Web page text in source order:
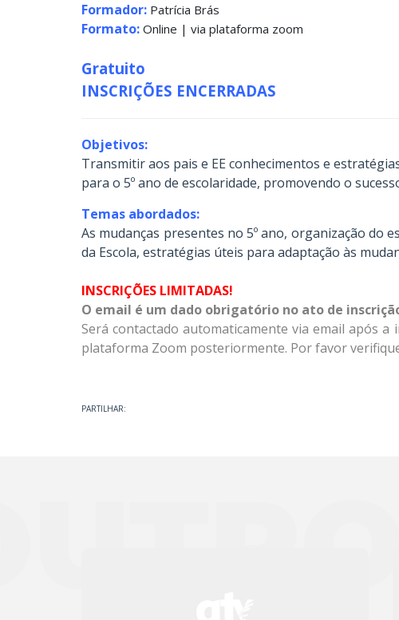
Formador: Patrícia Brás
Formato: Online | via plataforma zoom
Gratuito
INSCRIÇÕES ENCERRADAS
Objetivos:
Transmitir aos pais e EE conhecimentos e
para o 5º ano de escolaridade, promovendo o
Temas abordados:
As mudanças presentes no 5º ano, organização do
da Escola, estratégias úteis para adaptação às
INSCRIÇÕES LIMITADAS!
O email é um dado obrigatório no ato de
Será contactado automaticamente via email após a
plataforma Zoom posteriormente. Por favor
PARTILHAR: